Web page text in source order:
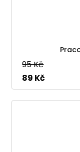
95 Kč
89 Kč